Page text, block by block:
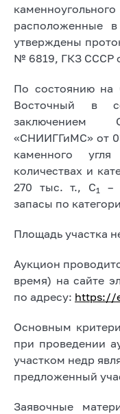
расположенные
утверждены
№ 6819, ГКЗ СССР
По состоянию на
Восточный в
«СНИИГГиМС» от
каменного
количествах и
270 тыс. т., С1
–
запасы по
Площадь участка
Аукцион
время) на сайте
по адресу: https://
Основным
при проведении
участком недр
предложенный
Заявочные